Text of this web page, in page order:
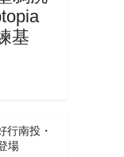
基
行南投・
場